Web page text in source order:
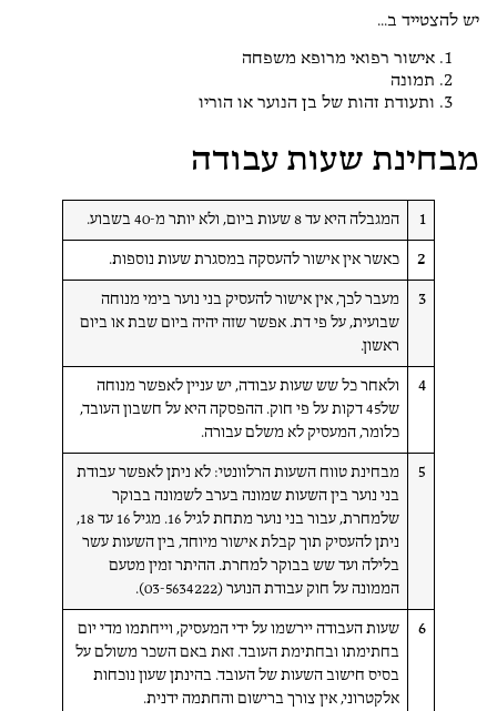
יש להצטייד ב…
אישור רפואי מרופא משפחה
תמונה
ותעודת זהות של בן הנוער או הוריו
מבחינת שעות עבודה
1 המגבלה היא עד 8 שעות ביום, ולא יותר מ-40 בשבוע.
2 כאשר אין אישור להעסקה במסגרת שעות נוספות.
3
מעבר לכך, אין אישור להעסיק בני נוער בימי מנוחה
שבועית, על פי דת. אפשר שזה יהיה ביום שבת או ביום
ראשון.
4
ולאחר כל שש שעות עבודה, יש עניין לאפשר מנוחה
של45 דקות על פי חוק. ההפסקה היא על חשבון העובד,
כלומר, המעסיק לא משלם עבורה.
5
מבחינת טווח השעות הרלוונטי: לא ניתן לאפשר עבודת
בני נוער בין השעות שמונה בערב לשמונה בבוקר
שלמחרת, עבור בני נוער מתחת לגיל 16. מגיל 16 עד 18,
ניתן להעסיק תוך קבלת אישור מיוחד, בין השעות עשר
בלילה ועד שש בבוקר למחרת. ההיתר זמין מטעם
הממונה על חוק עבודת הנוער (03-5634222).
6
שעות העבודה יירשמו על ידי המעסיק, וייחתמו מדי יום
בחתימתו ובחתימת העובד. זאת באם השכר משולם על
בסיס חישוב השעות של העובד. בהינתן שעון נוכחות
אלקטרוני, אין צורך ברישום והחתמה ידנית.